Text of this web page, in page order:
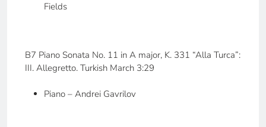
Fields
B7 Piano Sonata No. 11 in A major, K. 331 “Alla Turca”:
III. Allegretto. Turkish March 3:29
Piano – Andrei Gavrilov